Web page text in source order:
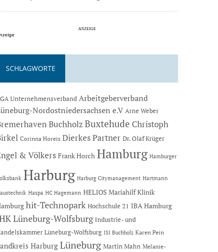
SCHLAGWORTE
Unternehmensverband Arbeitgeberverband
Nordostniedersachsen e.V Arne Weber
BuchholzBuxtehude Christoph
Corinna Horeis Dierkes Partner Dr. Olaf Krüger
& Völkers Frank Horch Hamburg Hamburger
Harburg Harburg Citymanagement Hartmann
Haspa HC Hagemann HELIOS Mariahilf Klinik
hit-Technopark Hochschule 21 IBA Hamburg
Lüneburg-Wolfsburg Industrie- und
Lüneburg-Wolfsburg ISI Buchholz Karen Pein
Harburg Lüneburg Martin Mahn Melanie-